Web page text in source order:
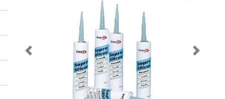
Previous Next